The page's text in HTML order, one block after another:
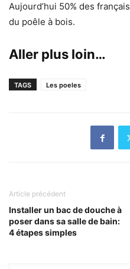
Aujourd’hui 50% des français
du poêle à bois.​
Aller plus loin…
TAGS Les poeles
Article précédent
Installer un bac de douche à
poser dans sa salle de bain:
4 étapes simples